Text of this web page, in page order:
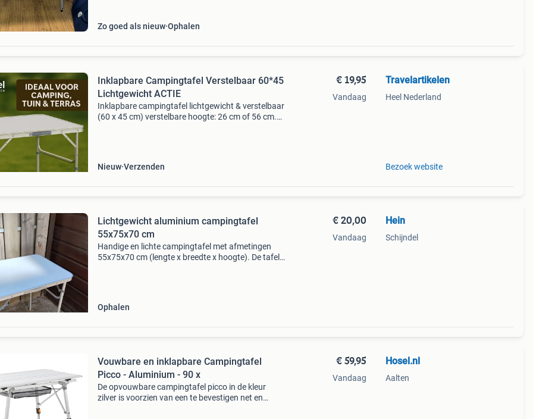
Zo goed als nieuw Ophalen
Inklapbare Campingtafel Verstelbaar 60*45
Lichtgewicht ACTIE
Inklapbare campingtafel lichtgewicht & verstelbaar
(60 x 45 cm) verstelbare hoogte: 26 cm of 56 cm.
Nieuw Verzenden
€ 19,95
Vandaag
Travelartikelen
Heel Nederland
Bezoek website
Lichtgewicht aluminium campingtafel
55x75x70 cm
Handige en lichte campingtafel met afmetingen
55x75x70 cm (lengte x breedte x hoogte). De tafel
Ophalen
€ 20,00
Vandaag
Hein
Schijndel
Vouwbare en inklapbare Campingtafel
Picco - Aluminium - 90 x
De opvouwbare campingtafel picco in de kleur
zilver is voorzien van een te bevestigen net en
€ 59,95
Vandaag
Hosel.nl
Aalten